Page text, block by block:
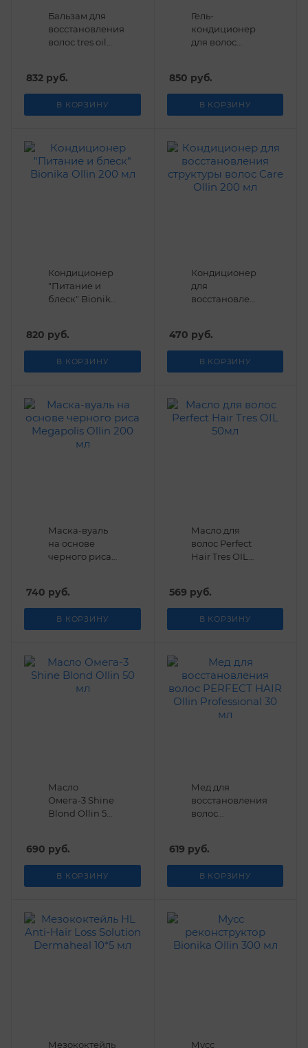
Бальзам для
восстановления
волос tres oil
PROFESSIONAL
400 мл
832 руб.
В КОРЗИНУ
Гель-
кондиционер
для волос
Bionika Ollin
200 мл
850 руб.
В КОРЗИНУ
Кондиционер
"Питание и
блеск" Bionika
820 руб.
В КОРЗИНУ
Кондиционер
для
восстановления
Ollin 200 мл
470 руб.
В КОРЗИНУ
Маска-вуаль
на основе
черного риса
740 руб.
В КОРЗИНУ
Масло для
волос Perfect
Hair Tres OIL
569 руб.
В КОРЗИНУ
Масло
Омега-3 Shine
Blond Ollin 50
690 руб.
В КОРЗИНУ
Мед для
восстановления
волос
Professional 30
мл
619 руб.
В КОРЗИНУ
Мезококтейль Мусс